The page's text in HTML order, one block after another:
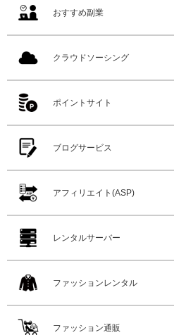
おすすめ副業
クラウドソーシング
ポイントサイト
ブログサービス
アフィリエイト(ASP)
レンタルサーバー
ファッションレンタル
ファッション通販